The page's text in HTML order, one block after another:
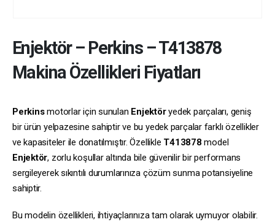
Enjektör– Perkins–T413878
Makina Özellikleri Fiyatları
Perkinsmotorlar için sunulan Enjektöryedek parçaları, geniş
bir ürün yelpazesine sahiptir ve bu yedek parçalar farklı özellikler
ve kapasiteler ile donatılmıştır. Özellikle T413878 model
Enjektör, zorlu koşullar altında bile güvenilir bir performans
sergileyerek sıkıntılı durumlarınıza çözüm sunma potansiyeline
sahiptir.
Bu modelin özellikleri, ihtiyaçlarınıza tam olarak uymuyor olabilir.